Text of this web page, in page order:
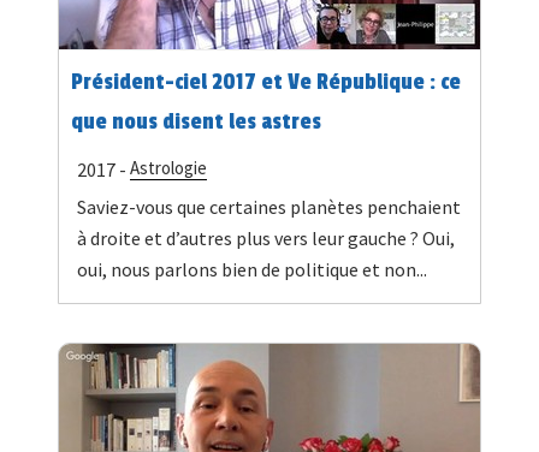
Président-ciel 2017 et Ve République : ce
que nous disent les astres
2017 - Astrologie
Saviez-vous que certaines planètes penchaient
à droite et d’autres plus vers leur gauche ? Oui,
oui, nous parlons bien de politique et non...